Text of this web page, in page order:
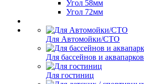
Угол 58мм
Угол 72мм
Для Автомойки/СТО
Для бассейнов и аквапарков
Для гостиниц